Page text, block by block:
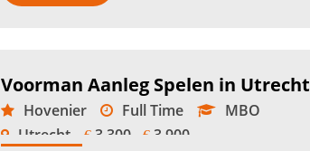
Voorman Aanleg Spelen in Utrecht
Hovenier Full Time
MBO
Utrecht
€ 3.300 -€ 3.900